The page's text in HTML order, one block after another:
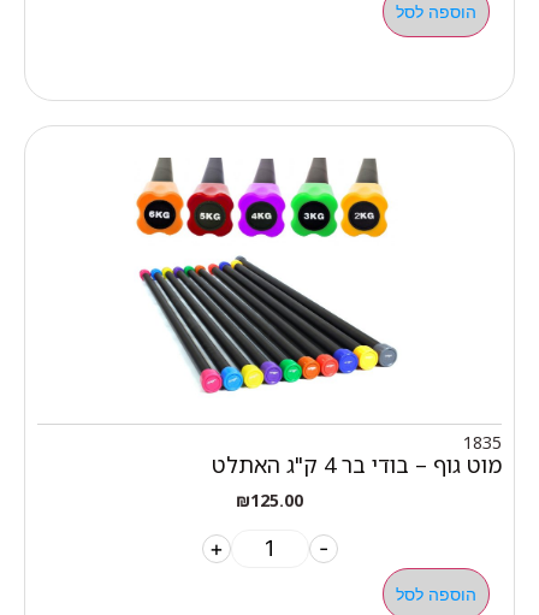
הוספה לסל
1835
מוט גוף – בודי בר 4 ק"ג האתלט
₪125.00
-
+
הוספה לסל